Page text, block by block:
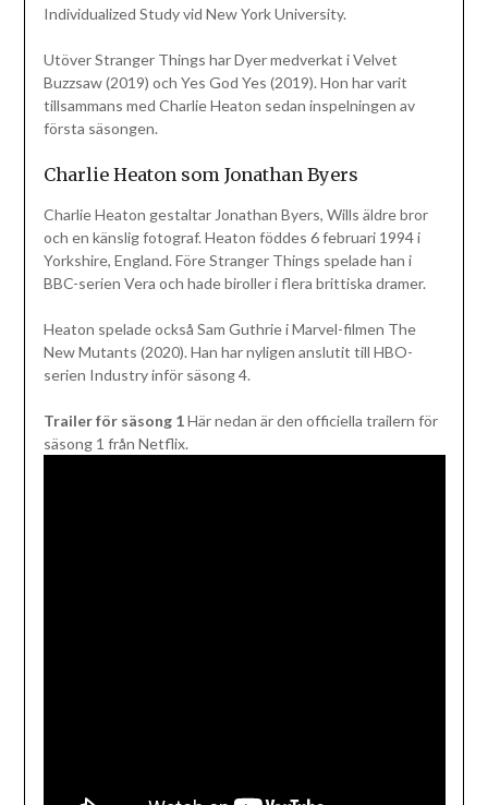
Individualized Study vid New York University.
Utöver Stranger Things har Dyer medverkat i Velvet
Buzzsaw (2019) och Yes God Yes (2019). Hon har varit
tillsammans med Charlie Heaton sedan inspelningen av
första säsongen.
Charlie Heaton som Jonathan Byers
Charlie Heaton gestaltar Jonathan Byers, Wills äldre bror
och en känslig fotograf. Heaton föddes 6 februari 1994 i
Yorkshire, England. Före Stranger Things spelade han i
BBC-serien Vera och hade biroller i flera brittiska dramer.
Heaton spelade också Sam Guthrie i Marvel-filmen The
New Mutants (2020). Han har nyligen anslutit till HBO-
serien Industry inför säsong 4.
Trailer för säsong 1Här nedan är den officiella trailern för
säsong 1 från Netflix.